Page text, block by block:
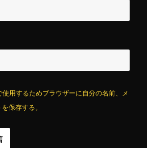
用するためブラウザーに自分の名前、メ
保存する。